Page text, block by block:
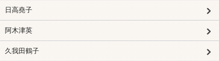
日高堯子
阿木津英
久我田鶴子